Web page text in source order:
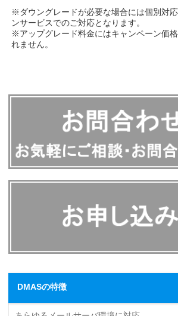
※ダウングレードが必要な場合には個別対
ンサービスでのご対応となります。
※アップグレード料金にはキャンペーン価
れません。
DMASの特徴